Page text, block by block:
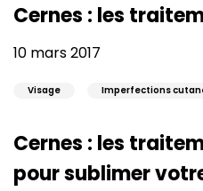
Cernes : les
10 mars 2017
Visage Imperfections
Cernes : les
pour sublimer